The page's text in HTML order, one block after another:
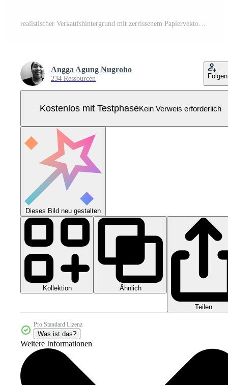
realistischer Verkaufshintergrund mit zerrissenem Papiervektor Pro Vektor
Angga Agung Nugroho
234 Ressourcen Folgen
Kostenlos mit TestphaseKein Verweis erforderlich
Dieses Bild neu gestalten
Kollektion Ähnlich
Teilen
Pro Standard Lizenz
Was ist das?
Weitere Informationen